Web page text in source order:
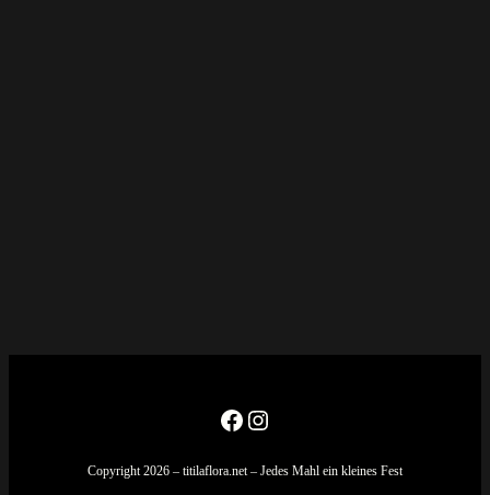
Facebook
Instagram
Copyright 2026 – titilaflora.net – Jedes Mahl ein kleines Fest